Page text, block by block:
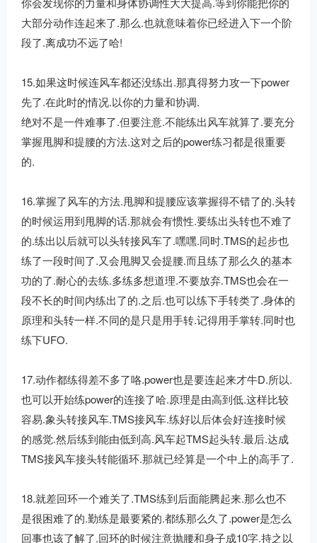
大部分动作连起来了.那么.也就意味着你已经进入下一个阶
段了.离成功不远了哈!
15.如果这时候连风车都还没练出.那真得努力攻一下power
先了.在此时的情况.以你的力量和协调.
绝对不是一件难事了.但要注意.不能练出风车就算了.要充分
掌握甩脚和提腰的方法.这对之后的power练习都是很重要
的.
16.掌握了风车的方法.甩脚和提腰应该掌握得不错了的.头转
的时候运用到甩脚的话.那就会有惯性.要练出头转也不难了
的.练出以后就可以头转接风车了.嘿嘿.同时.TMS的起步也
练了一段时间了.又会甩脚又会提腰.而且练了那么久的基本
功的了.耐心的去练.多练多想道理.不要放弃.TMS也会在一
段不长的时间内练出了的.之后.也可以练下手转类了.身体的
原理和头转一样.不同的是只是用手转.记得用手掌转.同时也
练下UFO.
17.动作都练得差不多了咯.power也是要连起来才牛D.所以.
也可以开始练power的连接了哈.原理是由高到低.这样比较
容易.象头转接风车.TMS接风车.练好以后体会好连接时候
的感觉.然后练到能由低到高.风车起TMS起头转.最后.达成
TMS接风车接头转能循环.那就已经算是一个中上的高手了.
18.就差回环一个难关了.TMS练到后面能腾起来.那么也不
是很困难了的.勤练是最要紧的.都练那么久了.power是怎么
回事也该了解了.回环的时候注意抛腰和身子成10字.持之以